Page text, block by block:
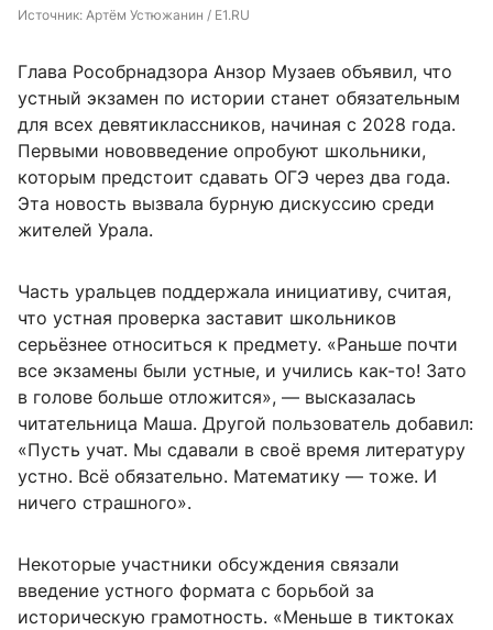
Источник: Артём Устюжанин / E1.RU
Глава Рособрнадзора Анзор Музаев объявил, что
устный экзамен по истории станет обязательным
для всех девятиклассников, начиная с 2028 года.
Первыми нововведение опробуют школьники,
которым предстоит сдавать ОГЭ через два года.
Эта новость вызвала бурную дискуссию среди
жителей Урала.
Часть уральцев поддержала инициативу, считая,
что устная проверка заставит школьников
серьёзнее относиться к предмету. «Раньше почти
все экзамены были устные, и учились как-то! Зато
в голове больше отложится», — высказалась
читательница Маша. Другой пользователь добавил:
«Пусть учат. Мы сдавали в своё время литературу
устно. Всё обязательно. Математику — тоже. И
ничего страшного».
Некоторые участники обсуждения связали
введение устного формата с борьбой за
историческую грамотность. «Меньше в тиктоках